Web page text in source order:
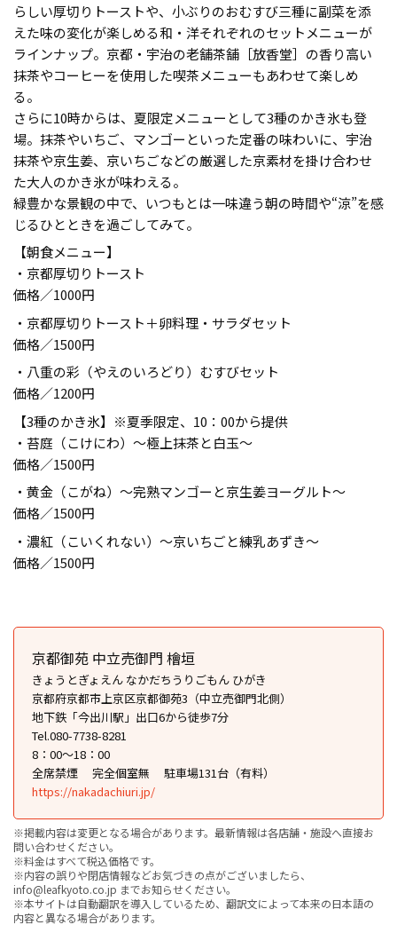
らしい厚切りトーストや、小ぶりのおむすび三種に副菜を添
えた味の変化が楽しめる和・洋それぞれのセットメニューが
ラインナップ。京都・宇治の老舗茶舗［放香堂］の香り高い
抹茶やコーヒーを使用した喫茶メニューもあわせて楽しめ
る。
さらに10時からは、夏限定メニューとして3種のかき氷も登
場。抹茶やいちご、マンゴーといった定番の味わいに、宇治
抹茶や京生姜、京いちごなどの厳選した京素材を掛け合わせ
た大人のかき氷が味わえる。
緑豊かな景観の中で、いつもとは一味違う朝の時間や“涼”を感
じるひとときを過ごしてみて。
【朝食メニュー】
・京都厚切りトースト
価格／1000円
・京都厚切りトースト＋卵料理・サラダセット
価格／1500円
・八重の彩（やえのいろどり）むすびセット
価格／1200円
【3種のかき氷】※夏季限定、10：00から提供
・苔庭（こけにわ）～極上抹茶と白玉～
価格／1500円
・黄金（こがね）～完熟マンゴーと京生姜ヨーグルト～
価格／1500円
・濃紅（こいくれない）～京いちごと練乳あずき～
価格／1500円
京都御苑 中立売御門 檜垣
きょうとぎょえん なかだちうりごもん ひがき
京都府京都市上京区京都御苑3（中立売御門北側）
地下鉄「今出川駅」出口6から徒歩7分
Tel.080-7738-8281
8：00〜18：00
全席禁煙
完全個室無
駐車場131台（有料）
https://nakadachiuri.jp/
※掲載内容は変更となる場合があります。最新情報は各店舗・施設へ直接お
問い合わせください。
※料金はすべて税込価格です。
※内容の誤りや閉店情報などお気づきの点がございましたら、
info@leafkyoto.co.jp までお知らせください。
※本サイトは自動翻訳を導入しているため、翻訳文によって本来の日本語の
内容と異なる場合があります。